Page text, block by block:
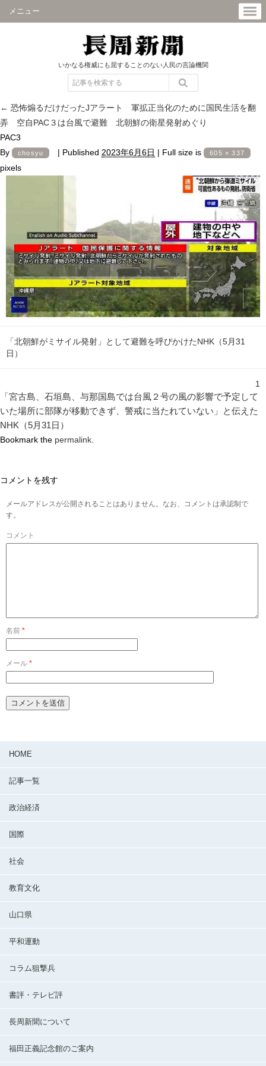
メニュー
いかなる権威にも屈することのない人民の言論機関
← 恐怖煽るだけだったJアラート 軍拡正当化のために国民生活を翻
弄 空自PAC３は台風で避難 北朝鮮の衛星発射めぐり
PAC3
By
chosyu | Published 2023年6月6日 | Full size is 605 × 337
pixels
「北朝鮮がミサイル発射」として避難を呼びかけたNHK（5月31
日）
1
「宮古島、石垣島、与那国島では台風２号の風の影響で予定して
いた場所に部隊が移動できず、警戒に当たれていない」と伝えた
NHK（5月31日）
Bookmark the permalink
コメントを残す
メールアドレスが公開されることはありません。なお、コメントは承認制で
す。
コメント
名前 *
メール *
HOME
記事一覧
政治経済
国際
社会
教育文化
山口県
平和運動
コラム狙撃兵
書評・テレビ評
長周新聞について
福田正義記念館のご案内